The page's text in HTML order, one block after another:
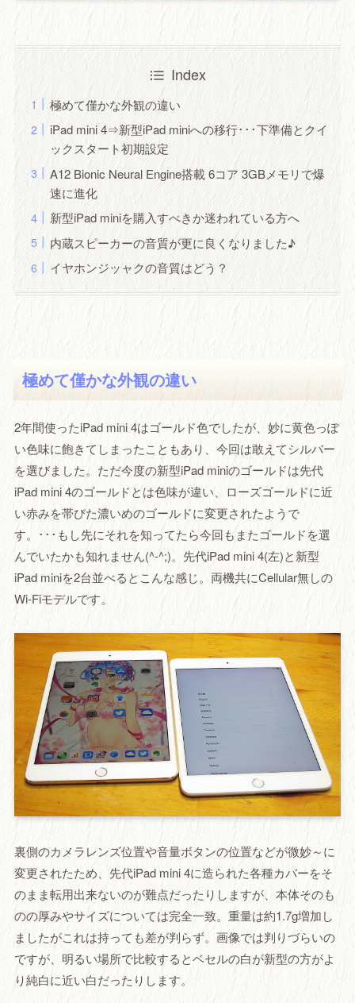
Index
極めて僅かな外観の違い
iPad mini 4⇒新型iPad miniへの移行･･･下準備とクイ
ックスタート初期設定
A12 Bionic Neural Engine搭載 6コア 3GBメモリで爆
速に進化
新型iPad miniを購入すべきか迷われている方へ
内蔵スピーカーの音質が更に良くなりました♪
イヤホンジッャクの音質はどう？
極めて僅かな外観の違い
2年間使ったiPad mini 4はゴールド色でしたが、妙に黄色っぽ
い色味に飽きてしまったこともあり、今回は敢えてシルバー
を選びました。ただ今度の新型iPad miniのゴールドは先代
iPad mini 4のゴールドとは色味が違い、ローズゴールドに近
い赤みを帯びた濃いめのゴールドに変更されたようで
す。･･･もし先にそれを知ってたら今回もまたゴールドを選
んでいたかも知れません(^-^;)。先代iPad mini 4(左)と新型
iPad miniを2台並べるとこんな感じ。両機共にCellular無しの
Wi-Fiモデルです。
裏側のカメラレンズ位置や音量ボタンの位置などが微妙～に
変更されたため、先代iPad mini 4に造られた各種カバーをそ
のまま転用出来ないのが難点だったりしますが、本体そのも
のの厚みやサイズについては完全一致。重量は約1.7g増加し
ましたがこれは持っても差が判らず。画像では判りづらいの
ですが、明るい場所で比較するとベセルの白が新型の方がよ
り純白に近い白だったりします。